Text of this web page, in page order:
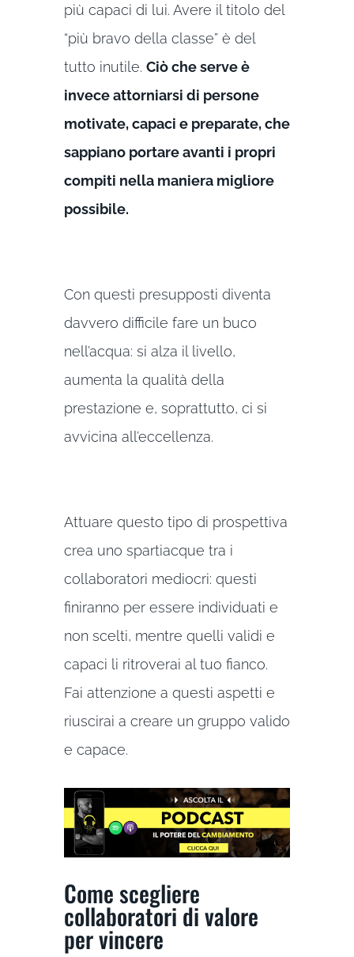
più capaci di lui. Avere il titolo del
“più bravo della classe” è del
tutto inutile. Ciò che serve è
invece attorniarsi di persone
motivate, capaci e preparate, che
sappiano portare avanti i propri
compiti nella maniera migliore
possibile.
Con questi presupposti diventa
davvero difficile fare un buco
nell’acqua: si alza il livello,
aumenta la qualità della
prestazione e, soprattutto, ci si
avvicina all’eccellenza.
Attuare questo tipo di prospettiva
crea uno spartiacque tra i
collaboratori mediocri: questi
finiranno per essere individuati e
non scelti, mentre quelli validi e
capaci li ritroverai al tuo fianco.
Fai attenzione a questi aspetti e
riuscirai a creare un gruppo valido
e capace.
Come scegliere
collaboratori di valore
per vincere